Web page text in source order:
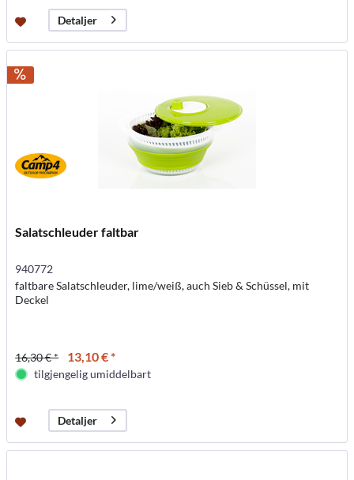
Detaljer
Salatschleuder faltbar
940772
faltbare Salatschleuder, lime/weiß, auch Sieb & Schüssel, mit
Deckel
16,30 € * 13,10 € *
tilgjengelig umiddelbart
Detaljer